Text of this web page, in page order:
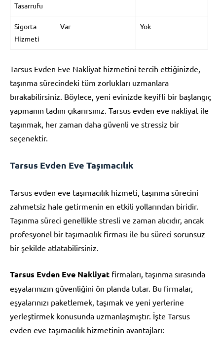
Tasarrufu
Sigorta
Hizmeti
Var Yok
Tarsus Evden Eve Nakliyat hizmetini tercih ettiğinizde,
taşınma sürecindeki tüm zorlukları uzmanlara
bırakabilirsiniz. Böylece, yeni evinizde keyifli bir başlangıç
yapmanın tadını çıkarırsınız. Tarsus evden eve nakliyat ile
taşınmak, her zaman daha güvenli ve stressiz bir
seçenektir.
Tarsus Evden Eve Taşımacılık
Tarsus evden eve taşımacılık hizmeti, taşınma sürecini
zahmetsiz hale getirmenin en etkili yollarından biridir.
Taşınma süreci genellikle stresli ve zaman alıcıdır, ancak
profesyonel bir taşımacılık firması ile bu süreci sorunsuz
bir şekilde atlatabilirsiniz.
Tarsus Evden Eve Nakliyat firmaları, taşınma sırasında
eşyalarınızın güvenliğini ön planda tutar. Bu firmalar,
eşyalarınızı paketlemek, taşımak ve yeni yerlerine
yerleştirmek konusunda uzmanlaşmıştır. İşte Tarsus
evden eve taşımacılık hizmetinin avantajları: